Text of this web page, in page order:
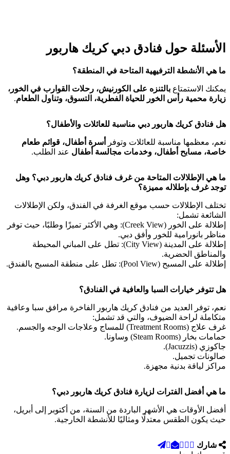
الأسئلة حول فنادق دبي كريك هاربور
ما هي الأنشطة الترفيهية المتاحة في المنطقة؟
يمكنك الاستمتاع بالتنزه على الكورنيش، رحلات القوارب في الخور،
زيارة محمية رأس الخور للحياة الفطرية، التسوق، وتناول الطعام.
هل فنادق كريك هاربور دبي مناسبة للعائلات والأطفال؟
نعم، معظمها مناسبة للعائلات وتوفر
أسرة أطفال، قوائم طعام
خاصة، مسابح أطفال، وخدمات مجالسة أطفال عند الطلب.
ما هي الإطلالات المتاحة من غرف فنادق كريك هاربور دبي؟ وهل
توجد غرف بإطلاله مميزة؟
تختلف الإطلالات حسب موقع الغرفة في الفندق، ولكن الإطلالات
الشائعة تشمل:
إطلالة على الخور (Creek View): وهي الأكثر تميزًا وطلبًا، حيث توفر
مناظر بانورامية للخور وأفق دبي.
إطلالة على المدينة (City View): تطل على المباني المحيطة
والمناطق الحضرية.
إطلالة على المسبح (Pool View): تطل على منطقة المسبح بالفندق.
هل تتوفر خيارات السبا والعافية في الفنادق؟
نعم، توفر العديد من فنادق كريك هاربور الفاخرة مرافق سبا وعافية
متكاملة لراحة الضيوف، والتي قد تشمل:
غرف علاج (Treatment Rooms) للمساج وعلاجات الوجه والجسم.
حمامات بخار (Steam Rooms) وساونا.
جاكوزي (Jacuzzis).
صالونات تجميل.
مراكز لياقة بدنية مجهزة.
ما هي أفضل الفترات لزيارة فنادق كريك هاربور دبي؟
أفضل الأوقات هي الأشهر الباردة من السنة، من أكتوبر إلى أبريل،
حيث يكون الطقس معتدلًا ومثاليًا للأنشطة الخارجية.
شارك